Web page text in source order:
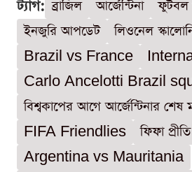
ট্যাগ: ব্রাজিল আর্জেন্টিনা
ফুটবল
ইনজুরি আপডেট
লিওনেল
Brazil vs France
Carlo Ancelotti Brazil
বিশ্বকাপের আগে আর্জেন্টিনার শেষ
FIFA Friendlies
ফিফা
Argentina vs Mauritania